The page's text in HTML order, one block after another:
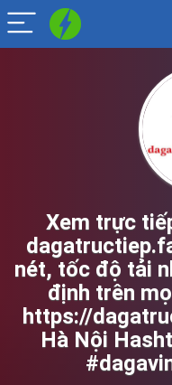
Xem trực
nét, tốc độ tải
định trên
https://
Hà Nội